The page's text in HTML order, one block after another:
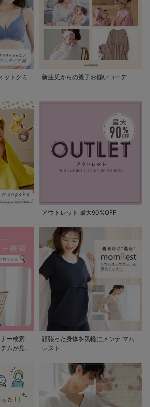
ットグミ
新生児からの親子お揃いコーデ
アウトレット 最大90%OFF
ー検索
ムが見つ
頑張った身体を気軽にメンテ マム
レスト